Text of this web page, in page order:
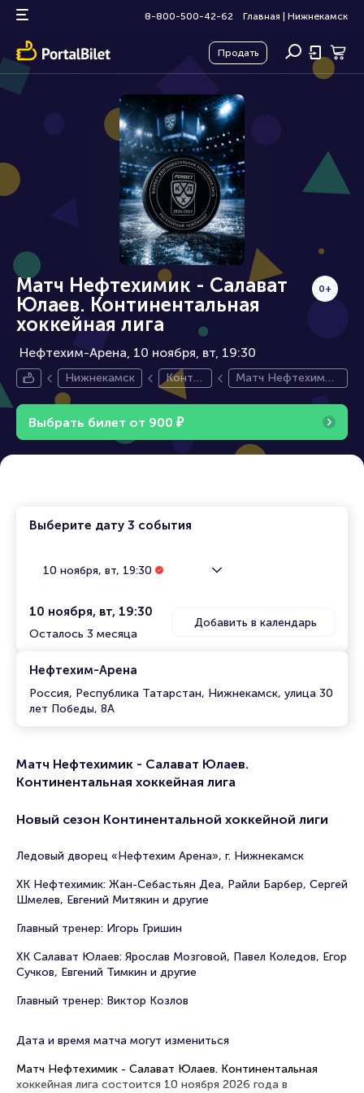
8-800-500-42-62 Главная Нижнекамск
Продать
Матч Нефтехимик - Салават
Юлаев. Континентальная
хоккейная лига
Нефтехим-Арена, 10 ноября
0+
вт, 19:30
Нижнекамск
Конти
нентал
ьная Х
оккейн
ая Лиг
а
Матч Нефтехимик
Континентальная
Выбрать билет от 900 ₽
Выберите дату 3 события
10 ноября, вт, 19:30
10 ноября, вт, 19:30
Осталось 3 месяца
Добавить в календарь
Нефтехим-Арена
Россия, Республика Татарстан, Нижнекамск, улица 30
лет Победы, 8А
Матч Нефтехимик - Салават Юлаев.
Континентальная хоккейная лига
Новый сезон Континентальной хоккейной лиги
Ледовый дворец «Нефтехим Арена», г. Нижнекамск
ХК Нефтехимик: Жан-Себастьян Деа, Райли Барбер, Сергей
Шмелев, Евгений Митякин и другие
Главный тренер: Игорь Гришин
ХК Салават Юлаев: Ярослав Мозговой, Павел Коледов, Егор
Сучков, Евгений Тимкин и другие
Главный тренер: Виктор Козлов
Дата и время матча могут измениться
Матч Нефтехимик - Салават Юлаев. Континентальная
хоккейная лига состоится 10 ноября 2026 года в